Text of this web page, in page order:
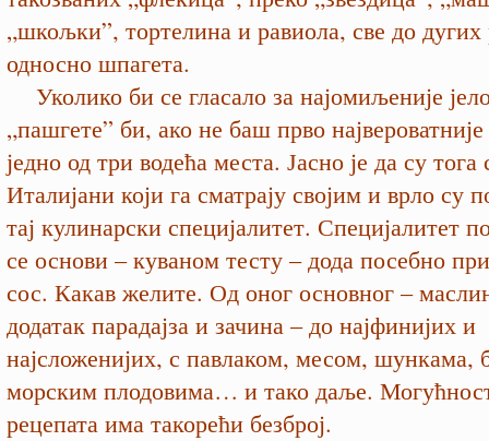
„шкољки”, тортелина и равиола, све до дугих
односно шпагета.
Уколико би се гласало за најомиљеније
„пашгете” би, ако не баш прво највероватније
једно од три водећа места. Јасно је да су
Италијани који га сматрају својим и врло су
тај кулинарски специјалитет. Специјалитет
се основи – куваном тесту – дода посебно
сос. Какав желите. Од оног основног –
додатак парадајза и зачина – до најфинијих и
најсложенијих, с павлаком, месом, шункама,
морским плодовима… и тако даље.
рецепата има такорећи безброј.